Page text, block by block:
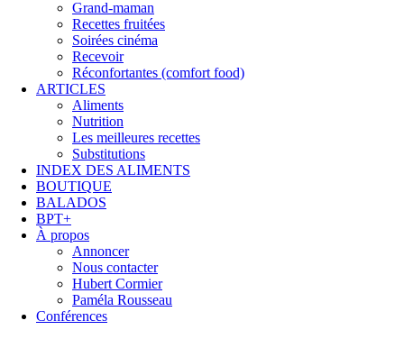
Grand-maman
Recettes fruitées
Soirées cinéma
Recevoir
Réconfortantes (comfort food)
ARTICLES
Aliments
Nutrition
Les meilleures recettes
Substitutions
INDEX DES ALIMENTS
BOUTIQUE
BALADOS
BPT+
À propos
Annoncer
Nous contacter
Hubert Cormier
Paméla Rousseau
Conférences